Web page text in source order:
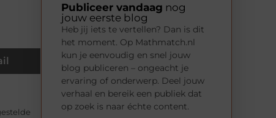
Publiceer vandaag nog
jouw eerste blog
Heb jij iets te vertellen? Dan is dit
het moment. Op Mathmatch.nl
kun je eenvoudig en snel jouw
blog publiceren – ongeacht je
ervaring of onderwerp. Deel jouw
verhaal en bereik een publiek dat
op zoek is naar échte content.